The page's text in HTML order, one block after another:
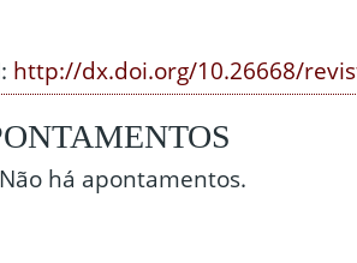
http://dx.doi.org/10.26668/
Não há apontamentos.